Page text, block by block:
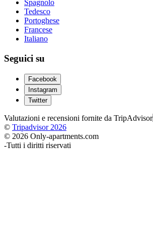
Spagnolo
Tedesco
Portoghese
Francese
Italiano
Seguici su
Facebook
Instagram
Twitter
Valutazioni e recensioni fornite da TripAdvisor
© Tripadvisor 2026
© 2026 Only-apartments.com
-Tutti i diritti riservati